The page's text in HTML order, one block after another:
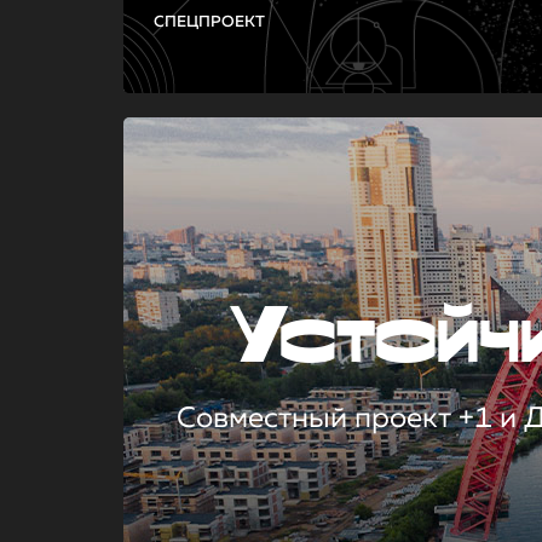
СПЕЦПРОЕКТ
Совместный проект +1 и